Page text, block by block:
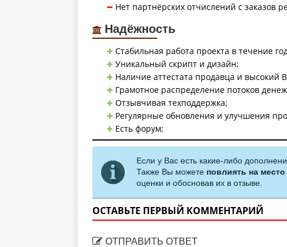
Нет партнёрских отчислений с заказов
Надёжность
Стабильная работа проекта в течение
Уникальный скрипт и дизайн;
Наличие аттестата продавца и высокий
Грамотное распределение потоков
Отзывчивая техподдержка;
Регулярные обновления и улучшения
Есть форум;
Если у Вас есть какие-либо
Также Вы можете повлиять на место
оценки и обосновав их в отзыве.
ОСТАВЬТЕ ПЕРВЫЙ КОММЕНТАРИЙ
ОТПРАВИТЬ ОТВЕТ